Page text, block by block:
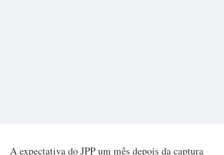
A expectativa do JPP um mês depois da captura